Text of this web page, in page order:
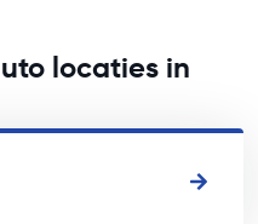
locaties in
locaties in Frauenfeld